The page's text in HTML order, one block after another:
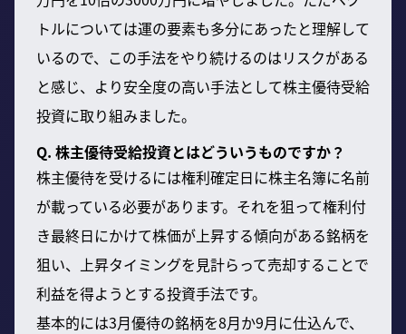
トルについては運の要素も多分にあったと理解して
いるので、この手法をやり続けるのはリスクがある
と感じ、より安全度の高い手法として株主優待受給
投資に取り組みました。
Q. 株主優待受給投資とはどういうものですか？
株主優待を受けるには権利確定日に株主名簿に名前
が載っている必要があります。それを狙って権利付
き最終日にかけて株価が上昇する傾向がある銘柄を
狙い、上昇タイミングを見計らって売却することで
利益を得ようとする投資手法です。
基本的には3月優待の銘柄を8月か9月に仕込んで、